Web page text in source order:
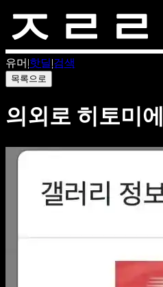
유머 |핫딜|검색
목록으로
의외로 히토미